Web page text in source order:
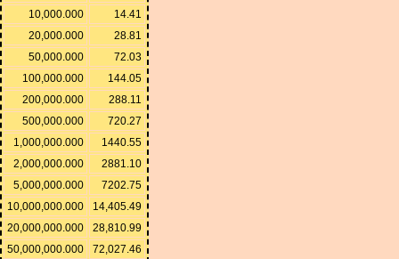
10,000.000
14.41
20,000.000
28.81
50,000.000
72.03
100,000.000
144.05
200,000.000
288.11
500,000.000
720.27
1,000,000.000
1440.55
2,000,000.000
2881.10
5,000,000.000
7202.75
10,000,000.000
14,405.49
20,000,000.000
28,810.99
50,000,000.000
72,027.46